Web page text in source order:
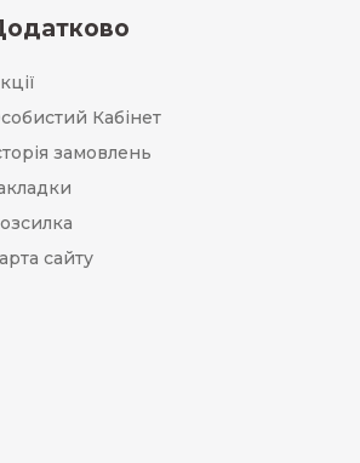
Кабінет
замовлень
сайту